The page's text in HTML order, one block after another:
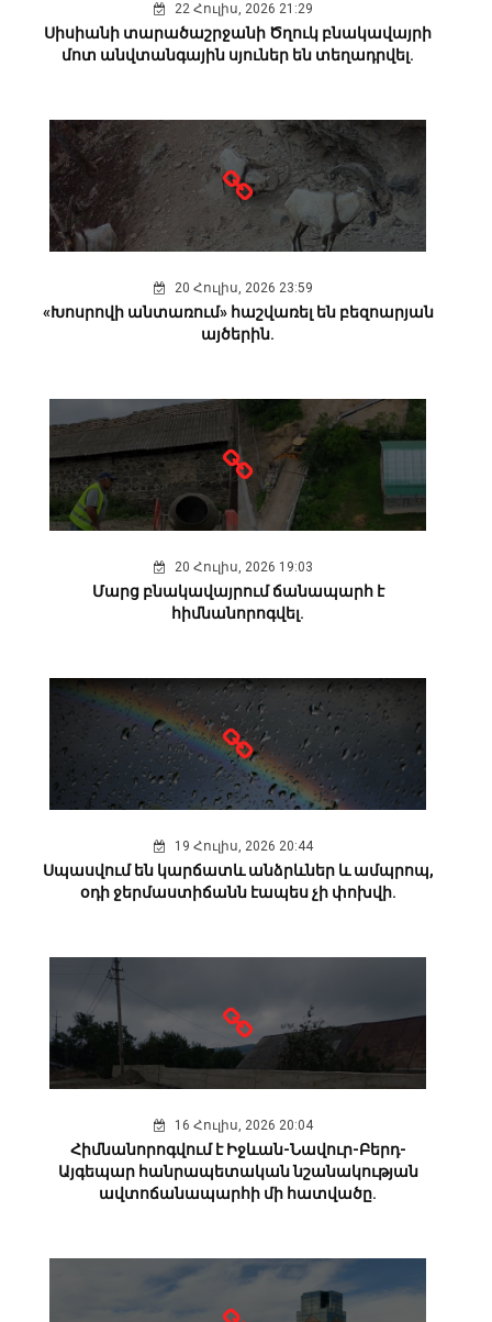
22 Հուլիս, 2026 21:29
Սիսիանի տարածաշրջանի Ծղուկ բնակավայրի
մոտ անվտանգային սյուներ են տեղադրվել.
20 Հուլիս, 2026 23:59
«Խոսրովի անտառում» հաշվառել են բեզոարյան
այծերին.
20 Հուլիս, 2026 19:03
Մարց բնակավայրում ճանապարհ է
հիմնանորոգվել.
19 Հուլիս, 2026 20:44
Սպասվում են կարճատև անձրևներ և ամպրոպ,
օդի ջերմաստիճանն էապես չի փոխվի.
16 Հուլիս, 2026 20:04
Հիմնանորոգվում է Իջևան-Նավուր-Բերդ-
Այգեպար հանրապետական նշանակության
ավտոճանապարհի մի հատվածը.